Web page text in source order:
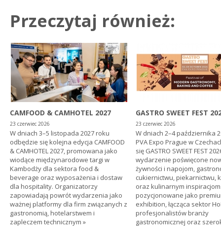
Przeczytaj również:
CAMFOOD & CAMHOTEL 2027
23 czerwiec 2026
W dniach 3–5 listopada 2027 roku
odbędzie się kolejna edycja CAMFOOD
& CAMHOTEL 2027, promowana jako
wiodące międzynarodowe targi w
Kambodży dla sektora food &
beverage oraz wyposażenia i dostaw
dla hospitality. Organizatorzy
zapowiadają powrót wydarzenia jako
ważnej platformy dla firm związanych z
gastronomią, hotelarstwem i
zapleczem technicznym »
GASTRO SWEET FEST
23 czerwiec 2026
W dniach 2–4 października
PVA Expo Prague w
się GASTRO SWEET FEST
wydarzenie poświęcone
żywności i napojom,
cukiernictwu, piekarnictwu,
oraz kulinarnym
pozycjonowane jako
exhibition, łącząca sektor
profesjonalistów branży
gastronomicznej oraz